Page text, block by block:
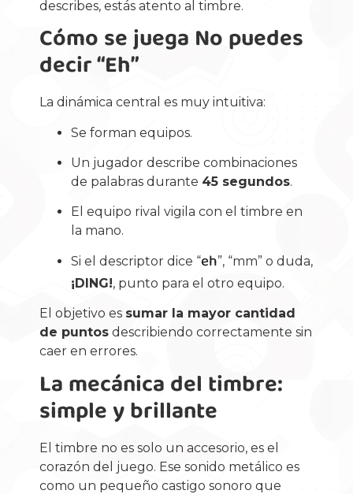
describes, estás atento al timbre.
Cómo se juega No puedes
decir “Eh”
La dinámica central es muy intuitiva:
Se forman equipos.
Un jugador describe combinaciones
de palabras durante 45 segundos.
El equipo rival vigila con el timbre en
la mano.
Si el descriptor dice “eh”, “mm” o duda,
¡DING!, punto para el otro equipo.
El objetivo es sumar la mayor cantidad
de puntos describiendo correctamente sin
caer en errores.
La mecánica del timbre:
simple y brillante
El timbre no es solo un accesorio, es el
corazón del juego. Ese sonido metálico es
como un pequeño castigo sonoro que